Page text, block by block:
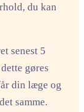
du kan
senest 5
gøres
din læge og
samme.